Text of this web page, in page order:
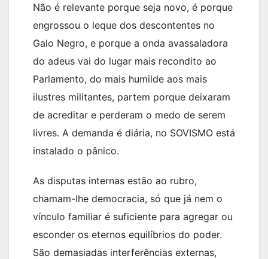
Não é relevante porque seja novo, é porque
engrossou o leque dos descontentes no
Galo Negro, e porque a onda avassaladora
do adeus vai do lugar mais recondito ao
Parlamento, do mais humilde aos mais
ilustres militantes, partem porque deixaram
de acreditar e perderam o medo de serem
livres. A demanda é diária, no SOVISMO está
instalado o pânico.
As disputas internas estão ao rubro,
chamam-lhe democracia, só que já nem o
vínculo familiar é suficiente para agregar ou
esconder os eternos equilíbrios do poder.
São demasiadas interferências externas,